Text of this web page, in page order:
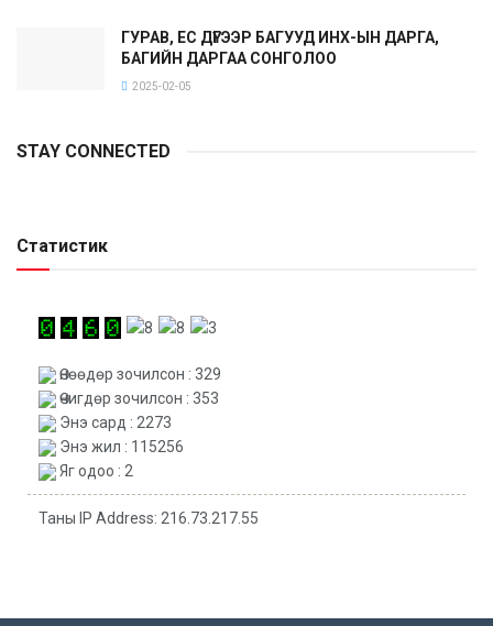
ГУРАВ, ЕС ДҮГЭЭР БАГУУД ИНХ-ЫН ДАРГА,
БАГИЙН ДАРГАА СОНГОЛОО
2025-02-05
STAY CONNECTED
Статистик
Өнөөдөр зочилсон : 329
Өчигдөр зочилсон : 353
Энэ сард : 2273
Энэ жил : 115256
Яг одоо : 2
Таны IP Address: 216.73.217.55